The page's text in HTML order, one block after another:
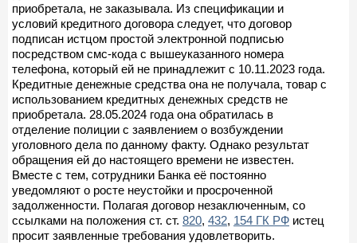
приобретала, не заказывала. Из спецификации и
условий кредитного договора следует, что договор
подписан истцом простой электронной подписью
посредством смс-кода с вышеуказанного номера
телефона, который ей не принадлежит с 10.11.2023 года.
Кредитные денежные средства она не получала, товар с
использованием кредитных денежных средств не
приобретала. 28.05.2024 года она обратилась в
отделение полиции с заявлением о возбуждении
уголовного дела по данному факту. Однако результат
обращения ей до настоящего времени не известен.
Вместе с тем, сотрудники Банка её постоянно
уведомляют о росте неустойки и просроченной
задолженности. Полагая договор незаключенным, со
ссылками на положения ст. ст. 820, 432, 154 ГК РФ истец
просит заявленные требования удовлетворить.